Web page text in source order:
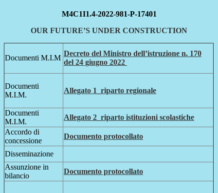
M4C1I1.4-2022-981-P-17401
OUR FUTURE’S UNDER CONSTRUCTION
Documenti M.I.M
Decreto del Ministro dell’istruzione n. 170
del 24 giugno 2022
Documenti
M.I.M.
Allegato 1_riparto regionale
Documenti
M.I.M.
Allegato 2_riparto istituzioni scolastiche
Accordo di
concessione
Documento protocollato
Disseminazione
Assunzione in
bilancio
Documento protocollato